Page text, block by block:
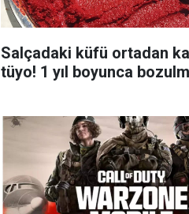
Salçadaki küfü ortadan
tüyo! 1 yıl boyunca